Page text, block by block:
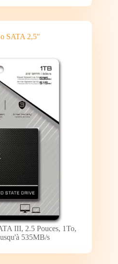
SATA 2,5″
III, 2.5 Pouces, 1To,
535MB/s